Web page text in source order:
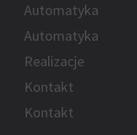
Automatyka
Automatyka
Realizacje
Kontakt
Kontakt